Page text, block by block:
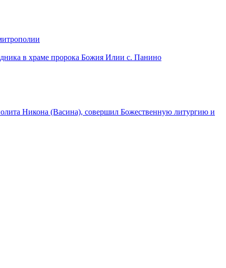
в храме пророка Божия Илии с. Панино
Никона (Васина), совершил Божественную литургию и